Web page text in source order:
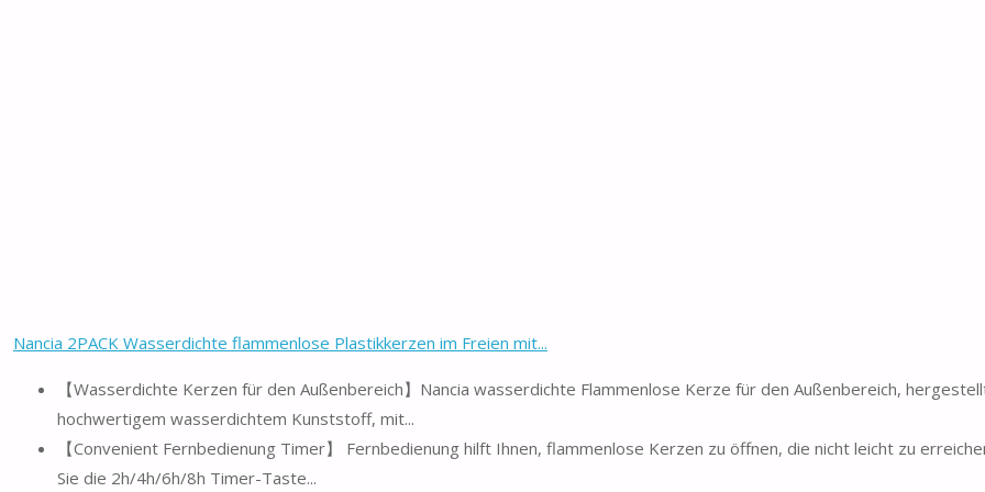
Homemory Flackernde Flammenlose Echtwachskerzen, Batteriebetriebene Kerzen...
Bequeme Fernfunktionen: Sie können alle diese LED-Kerzen aus der Ferne steuern, wenn sie an einem schwer